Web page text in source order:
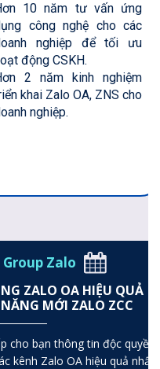
10 năm tư vấn ứng
công nghệ cho các
nghiệp để tối ưu
động CSKH.
2 năm kinh nghiệm
khai Zalo OA, ZNS cho
nghiệp.
cho bạn thông tin độc quyền
kênh Zalo OA hiệu quả nhất.
ZALO OA HIỆU QUẢ
MỚI ZALO ZCC
Zalo